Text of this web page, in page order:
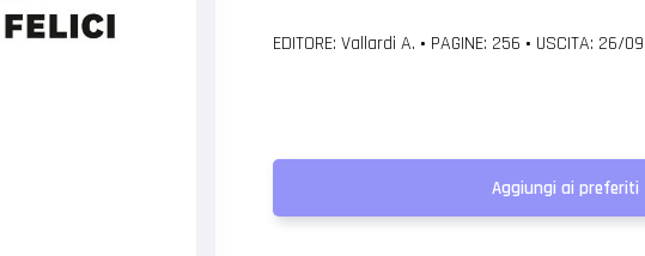
EDITORE: Vallardi A. • PAGINE: 256 • USCITA: 26/
Aggiungi ai preferiti